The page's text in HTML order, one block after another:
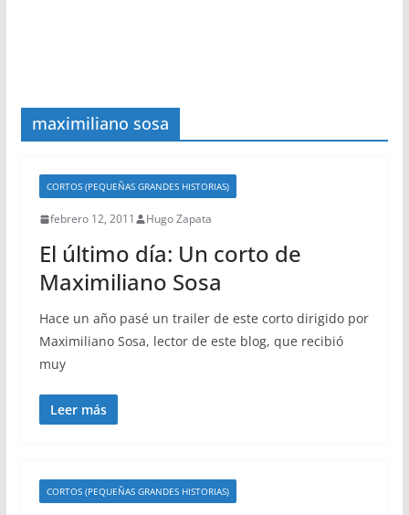
maximiliano sosa
CORTOS (PEQUEÑAS GRANDES HISTORIAS)
febrero 12, 2011 Hugo Zapata
El último día: Un corto de
Maximiliano Sosa
Hace un año pasé un trailer de este corto dirigido por
Maximiliano Sosa, lector de este blog, que recibió
muy
Leer más
CORTOS (PEQUEÑAS GRANDES HISTORIAS)